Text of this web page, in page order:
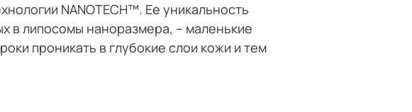
NANOTECH™. Ее уникальность
в липосомы наноразмера, – маленькие
проникать в глубокие слои кожи и тем